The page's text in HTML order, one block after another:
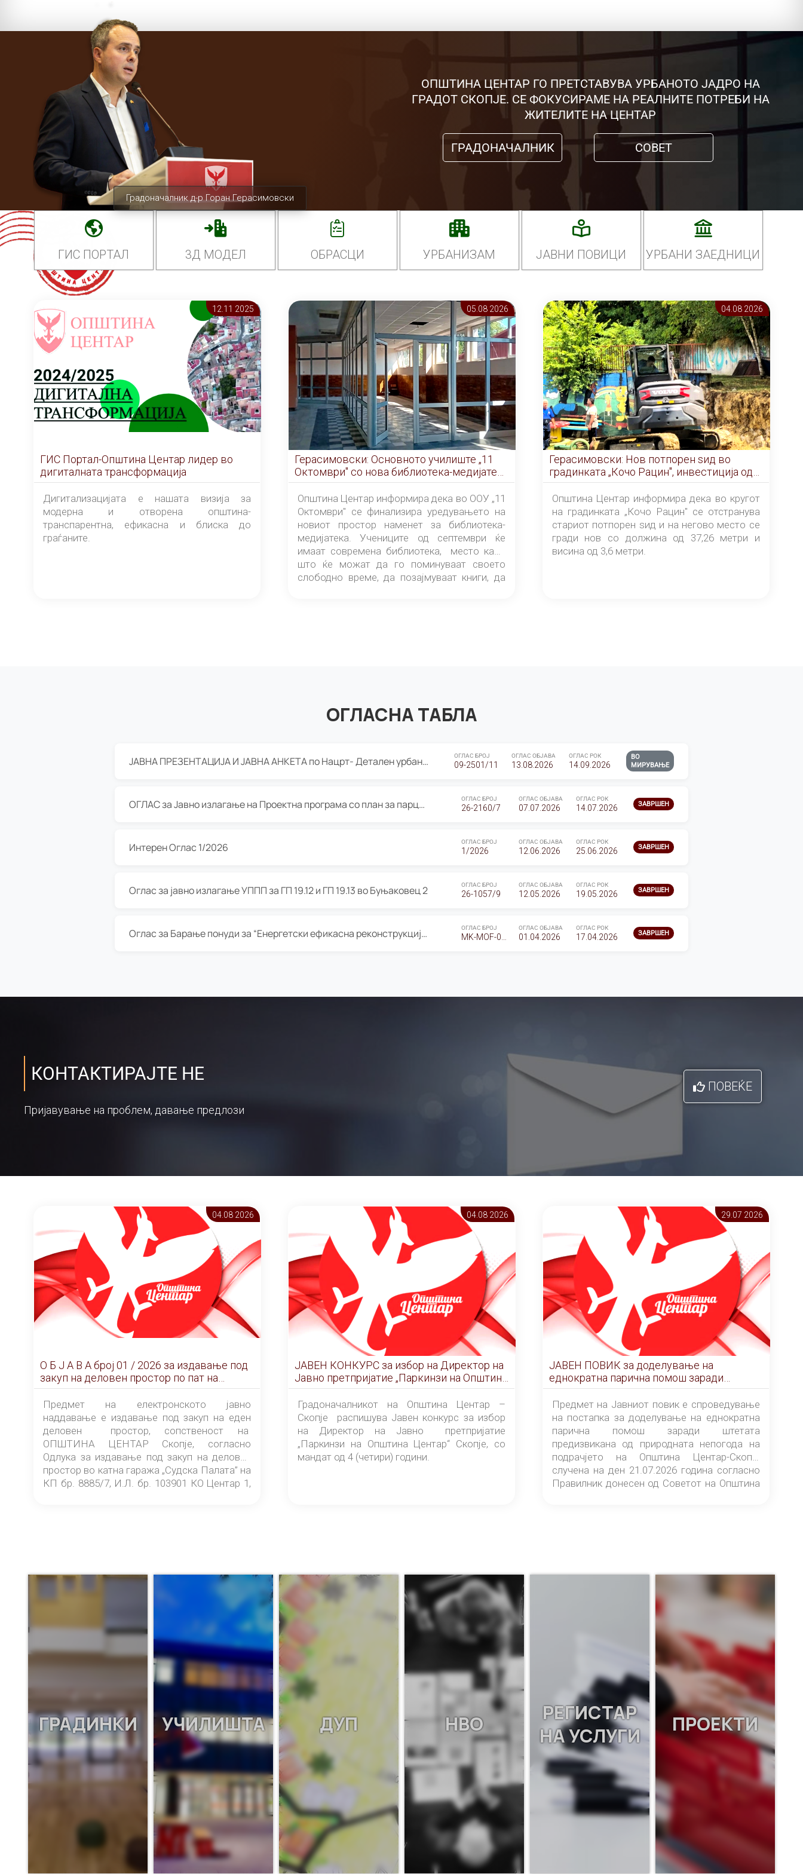
Градоначалник д-р Горан Герасимовски
ОПШТИНА ЦЕНТАР ГО ПРЕТСТАВУВА УРБАНОТО ЈАДРО НА
ГРАДОТ СКОПЈЕ. СЕ ФОКУСИРАМЕ НА РЕАЛНИТЕ ПОТРЕБИ НА
ЖИТЕЛИТЕ НА ЦЕНТАР
ГРАДОНАЧАЛНИК СОВЕТ
ГИС ПОРТАЛ 3Д МОДЕЛ ОБРАСЦИ УРБАНИЗАМ ЈАВНИ ПОВИЦИ УРБАНИ ЗАЕДНИЦИ
12.11 2025
ГИС Портал-Општина Центар лидер во
дигиталната трансформација
Дигитализацијата е нашата визија за
модерна и отворена општина-
транспарентна, ефикасна и блиска до
граѓаните.
05.08 2026
Герасимовски: Основното училиште „11
Октомври" со нова библиотека-медијатека
од септември
Општина Центар информира дека во ООУ „11
Октомври" се финализира уредувањето на
новиот простор наменет за библиотека-
медијатека. Учениците од септември ќе
имаат современа библиотека, место каде
што ќе можат да го поминуваат своето
слободно време, да позајмуваат книги, да
04.08 2026
Герасимовски: Нов потпорен ѕид во
градинката „Кочо Рацин", инвестиција од
5,99 милиони денари
Општина Центар информира дека во кругот
на градинката „Кочо Рацин" се отстранува
стариот потпорен ѕид и на негово место се
гради нов со должина од 37,26 метри и
висина од 3,6 метри.
ОГЛАСНА ТАБЛА
ЈАВНА ПРЕЗЕНТАЦИЈА И ЈАВНА АНКЕТА по Нацрт- Детален урбанистички план Градска четврт Ј 05- Барутана, Општина Центар- Скопје, плански период 2025-2030 ОГЛАС БРОЈ
09-2501/11
ОГЛАС ОБЈАВА
13.08.2026
ОГЛАС РОК
14.09.2026
ВО
МИРУВАЊЕ
ОГЛАС за Јавно излагање на Проектна програма со план за парцелација за Урбанистички проект со план за парцелација за спојување на ГП 20.12 и ГП 20.37 од Изменување и дополнување на Детален урбанистички план Буњаковец 2, Општина Центар – Скопје ОГЛАС БРОЈ
26-2160/7
ОГЛАС ОБЈАВА
07.07.2026
ОГЛАС РОК
14.07.2026 ЗАВРШЕН
Интерен Оглас 1/2026 ОГЛАС БРОЈ
1/2026
ОГЛАС ОБЈАВА
12.06.2026
ОГЛАС РОК
25.06.2026 ЗАВРШЕН
Оглас за јавно излагање УППП за ГП 19.12 и ГП 19.13 во Буњаковец 2 ОГЛАС БРОЈ
26-1057/9
ОГЛАС ОБЈАВА
12.05.2026
ОГЛАС РОК
19.05.2026 ЗАВРШЕН
Оглас за Барање понуди за “Енергетски ефикасна реконструкција на објектот ООУ „Св. Кирил и Методиј" ОГЛАС БРОЈ ОГЛАС ОБЈАВА
01.04.2026
ОГЛАС РОК
17.04.2026 ЗАВРШЕН
КОНТАКТИРАЈТЕ НЕ
Пријавување на проблем, давање предлози
ПОВЕЌЕ
04.08 2026
О Б Ј А В А брoj 01 / 2026 за издавање под
закуп на деловен простор по пат на
ЕЛЕКТРОНСКО ЈАВНО НАДДАВАЊЕ
Предмет на електронското јавно
наддавање е издавање под закуп на еден
деловен простор, сопственост на
ОПШТИНА ЦЕНТАР Скопје, согласно
Одлука за издавање под закуп на деловен
простор во катна гаража „Судска Палата” на
КП бр. 8885/7, И.Л. бр. 103901 КО Центар 1,
понудувач.
04.08 2026
ЈАВЕН КОНКУРС за избор на Директор на
Јавно претпријатие „Паркинзи на Општина
Центар“ – Скопје
Градоначалникот на Општина Центар –
Скопје распишува Јавен конкурс за избор
на Директор на Јавно претпријатие
„Паркинзи на Општина Центар“ Скопје, со
мандат од 4 (четири) години.
29.07 2026
ЈАВЕН ПОВИК за доделување на
еднократна парична помош заради
штетата предизвикана од природната
непогода на подрачјето на Општина
Центар-Скопје случена на ден 21.07.2026
година
Предмет на Јавниот повик е спроведување
на постапка за доделување на еднократна
парична помош заради штетата
предизвикана од природната непогода на
подрачјето на Општина Центар-Скопје
случена на ден 21.07.2026 година согласно
Правилник донесен од Советот на Општина
ГРАДИНКИ УЧИЛИШТА ДУП НВО
РЕГИСТАР
НА УСЛУГИ
ПРОЕКТИ